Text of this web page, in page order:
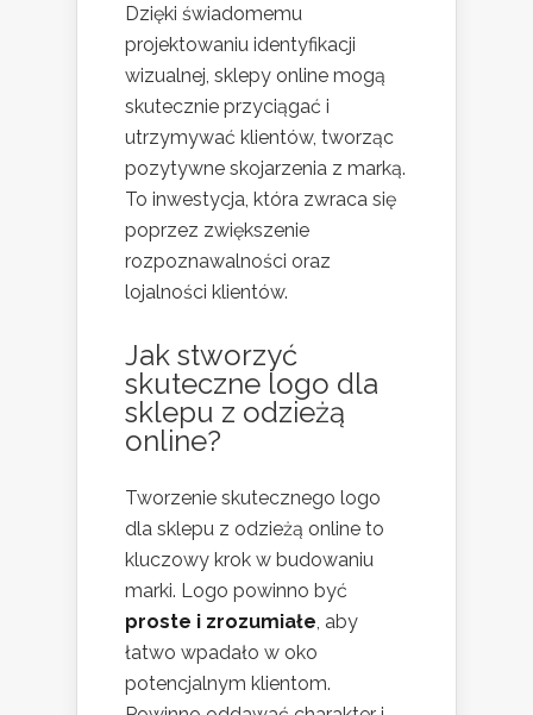
Dzięki świadomemu
projektowaniu identyfikacji
wizualnej, sklepy online mogą
skutecznie przyciągać i
utrzymywać klientów, tworząc
pozytywne skojarzenia z marką.
To inwestycja, która zwraca się
poprzez zwiększenie
rozpoznawalności oraz
lojalności klientów.
Jak stworzyć
skuteczne logo dla
sklepu z odzieżą
online?
Tworzenie skutecznego logo
dla sklepu z odzieżą online to
kluczowy krok w budowaniu
marki. Logo powinno być
proste i zrozumiałe , aby
łatwo wpadało w oko
potencjalnym klientom.